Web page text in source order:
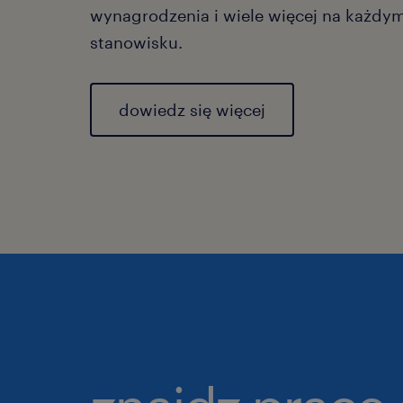
wynagrodzenia i wiele więcej na
stanowisku.
dowiedz się więcej